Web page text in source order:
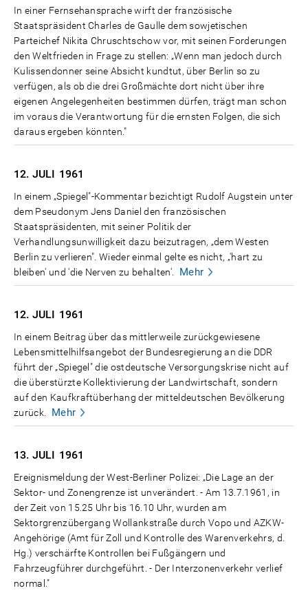
In einer Fernsehansprache wirft der französische
Staatspräsident Charles de Gaulle dem sowjetischen
Parteichef Nikita Chruschtschow vor, mit seinen Forderungen
den Weltfrieden in Frage zu stellen: „Wenn man jedoch durch
Kulissendonner seine Absicht kundtut, über Berlin so zu
verfügen, als ob die drei Großmächte dort nicht über ihre
eigenen Angelegenheiten bestimmen dürfen, trägt man schon
im voraus die Verantwortung für die ernsten Folgen, die sich
daraus ergeben könnten."
12. JULI 1961
In einem „Spiegel"-Kommentar bezichtigt Rudolf Augstein unter
dem Pseudonym Jens Daniel den französischen
Staatspräsidenten, mit seiner Politik der
Verhandlungsunwilligkeit dazu beizutragen, „dem Westen
Berlin zu verlieren". Wieder einmal gelte es nicht, „'hart zu
bleiben' und 'die Nerven zu behalten'.
Mehr
12. JULI 1961
In einem Beitrag über das mittlerweile zurückgewiesene
Lebensmittelhilfsangebot der Bundesregierung an die DDR
führt der „Spiegel" die ostdeutsche Versorgungskrise nicht auf
die überstürzte Kollektivierung der Landwirtschaft, sondern
auf den Kaufkraftüberhang der mitteldeutschen Bevölkerung
zurück.
Mehr
13. JULI 1961
Ereignismeldung der West-Berliner Polizei: „Die Lage an der
Sektor- und Zonengrenze ist unverändert. - Am 13.7.1961, in
der Zeit von 15.25 Uhr bis 16.10 Uhr, wurden am
Sektorgrenzübergang Wollankstraße durch Vopo und AZKW-
Angehörige (Amt für Zoll und Kontrolle des Warenverkehrs, d.
Hg.) verschärfte Kontrollen bei Fußgängern und
Fahrzeugführer durchgeführt. - Der Interzonenverkehr verlief
normal."